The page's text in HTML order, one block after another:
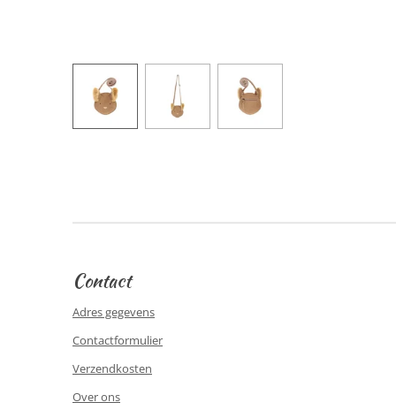
Contact
Adres gegevens
Contactformulier
Verzendkosten
Over ons